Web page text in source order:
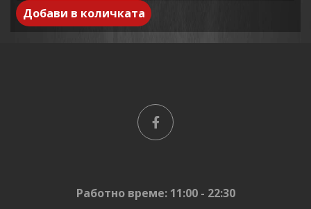
Добави в количката
Работно време: 11:00 - 22:30